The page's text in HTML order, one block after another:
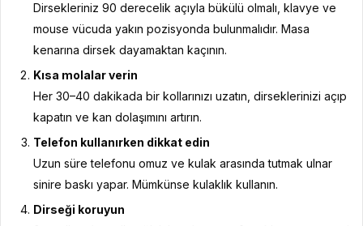
Dirsekleriniz 90 derecelik açıyla bükülü olmalı, klavye ve
mouse vücuda yakın pozisyonda bulunmalıdır. Masa
kenarına dirsek dayamaktan kaçının.
Kısa molalar verin
Her 30–40 dakikada bir kollarınızı uzatın, dirseklerinizi açıp
kapatın ve kan dolaşımını artırın.
Telefon kullanırken dikkat edin
Uzun süre telefonu omuz ve kulak arasında tutmak ulnar
sinire baskı yapar. Mümkünse kulaklık kullanın.
Dirseği koruyun